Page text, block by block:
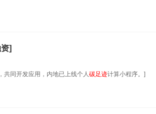
]
共同开发应用，内地已上线个人碳足迹计算小程序。]